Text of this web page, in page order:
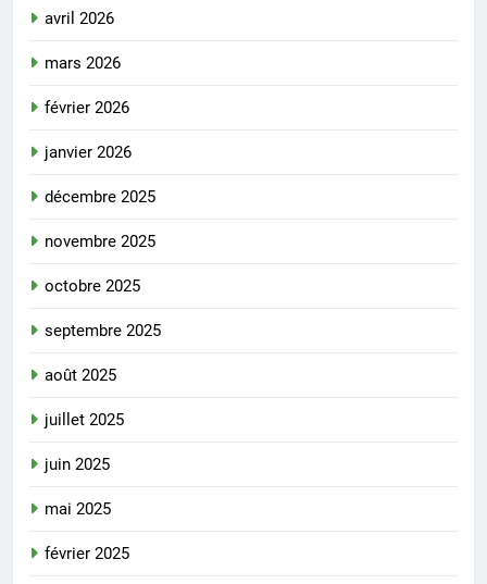
avril 2026
mars 2026
février 2026
janvier 2026
décembre 2025
novembre 2025
octobre 2025
septembre 2025
août 2025
juillet 2025
juin 2025
mai 2025
février 2025